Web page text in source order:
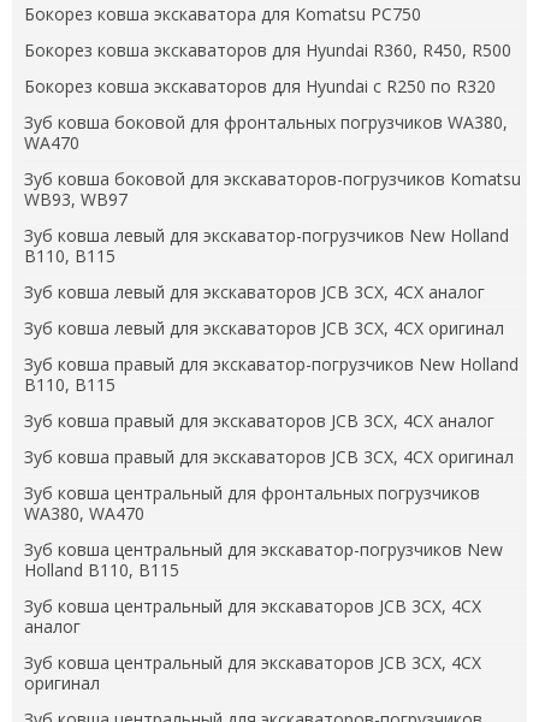
Бокорез ковша экскаватора для Komatsu PC750
Бокорез ковша экскаваторов для Hyundai R360, R450, R500
Бокорез ковша экскаваторов для Hyundai с R250 по R320
Зуб ковша боковой для фронтальных погрузчиков WA380,
WA470
Зуб ковша боковой для экскаваторов-погрузчиков Komatsu
WB93, WB97
Зуб ковша левый для экскаватор-погрузчиков New Holland
B110, B115
Зуб ковша левый для экскаваторов JCB 3CX, 4CX аналог
Зуб ковша левый для экскаваторов JCB 3CX, 4CX оригинал
Зуб ковша правый для экскаватор-погрузчиков New Holland
B110, B115
Зуб ковша правый для экскаваторов JCB 3CX, 4CX аналог
Зуб ковша правый для экскаваторов JCB 3CX, 4CX оригинал
Зуб ковша центральный для фронтальных погрузчиков
WA380, WA470
Зуб ковша центральный для экскаватор-погрузчиков New
Holland B110, B115
Зуб ковша центральный для экскаваторов JCB 3CX, 4CX
аналог
Зуб ковша центральный для экскаваторов JCB 3CX, 4CX
оригинал